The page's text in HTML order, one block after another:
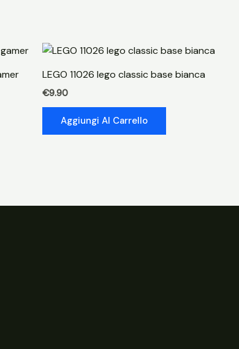
LEGO 11026 lego classic base bianca
€9.90
Aggiungi Al Carrello